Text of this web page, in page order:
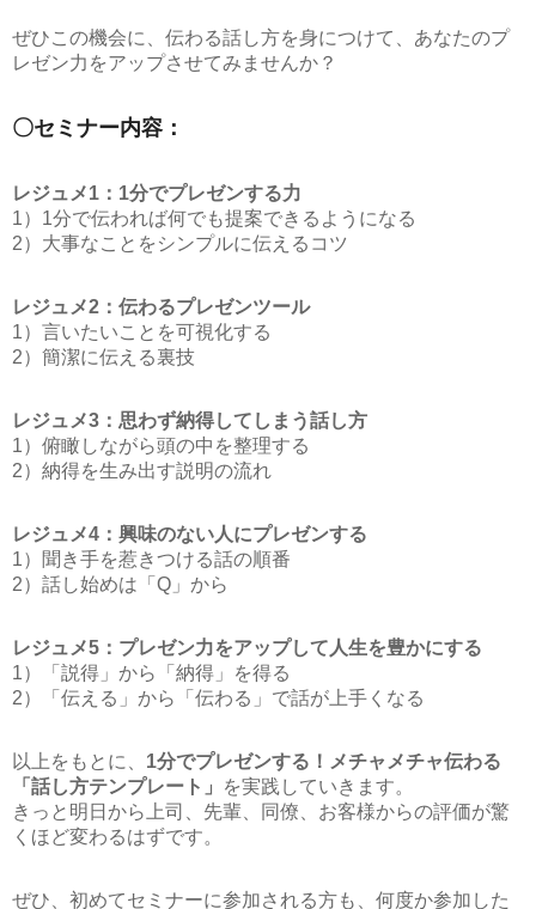
ぜひこの機会に、伝わる話し方を身につけて、あなたのプ
レゼン力をアップさせてみませんか？
〇セミナー内容：
レジュメ1：1分でプレゼンする力
1）1分で伝われば何でも提案できるようになる
2）大事なことをシンプルに伝えるコツ
レジュメ2：伝わるプレゼンツール
1）言いたいことを可視化する
2）簡潔に伝える裏技
レジュメ3：思わず納得してしまう話し方
1）俯瞰しながら頭の中を整理する
2）納得を生み出す説明の流れ
レジュメ4：興味のない人にプレゼンする
1）聞き手を惹きつける話の順番
2）話し始めは「Q」から
レジュメ5：プレゼン力をアップして人生を豊かにする
1）「説得」から「納得」を得る
2）「伝える」から「伝わる」で話が上手くなる
以上をもとに、 1分でプレゼンする！メチャメチャ伝わる
「話し方テンプレート」
を実践していきます。
きっと明日から上司、先輩、同僚、お客様からの評価が驚
くほど変わるはずです。
ぜひ、初めてセミナーに参加される方も、何度か参加した